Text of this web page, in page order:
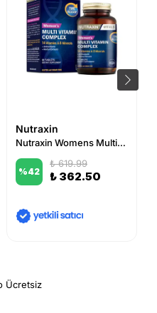
Nutraxin
Nutraxin Womens Multivitamin Complex 60 Tablet
%42
₺ 619.99
₺ 362.50
Ücretsiz